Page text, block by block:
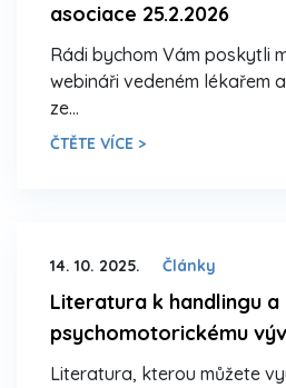
asociace 25.2.2026
Rádi bychom Vám poskytli
webináři vedeném lékařem
ze…
ČTĚTE VÍCE >
14. 10. 2025. Články
Literatura k handlingu a
psychomotorickému
Literatura, kterou můžete